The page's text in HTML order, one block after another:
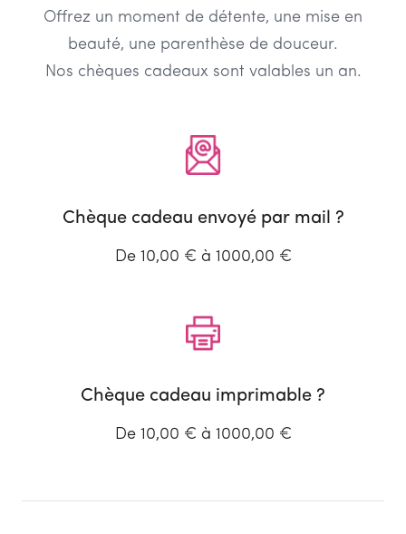
Offrez un moment de détente, une mise en
beauté, une parenthèse de douceur.
Nos chèques cadeaux sont valables un an.
Chèque cadeau envoyé par mail ?
De 10,00 € à 1000,00 €
Chèque cadeau imprimable ?
De 10,00 € à 1000,00 €